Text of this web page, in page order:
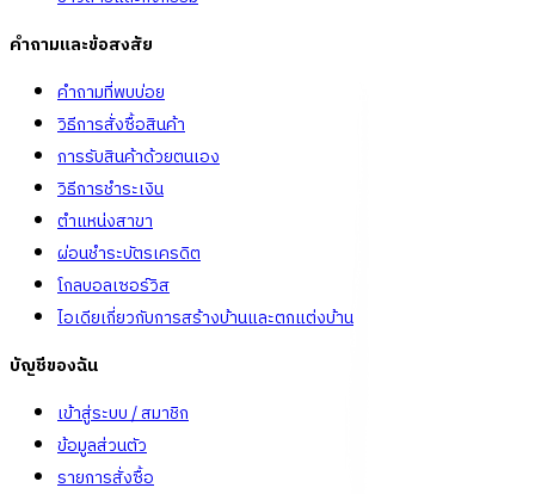
คำถามและข้อสงสัย
คำถามที่พบบ่อย
วิธีการสั่งซื้อสินค้า
การรับสินค้าด้วยตนเอง
วิธีการชำระเงิน
ตำแหน่งสาขา
ผ่อนชำระบัตรเครดิต
โกลบอลเซอร์วิส
ไอเดียเกี่ยวกับการสร้างบ้านและตกแต่งบ้าน
บัญชีของฉัน
เข้าสู่ระบบ / สมาชิก
ข้อมูลส่วนตัว
รายการสั่งซื้อ